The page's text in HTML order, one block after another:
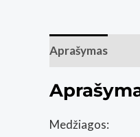
Aprašymas
Medžiagos: